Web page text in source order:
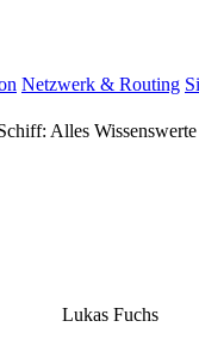
Netzwerk & Routing
Alles
Lukas Fuchs